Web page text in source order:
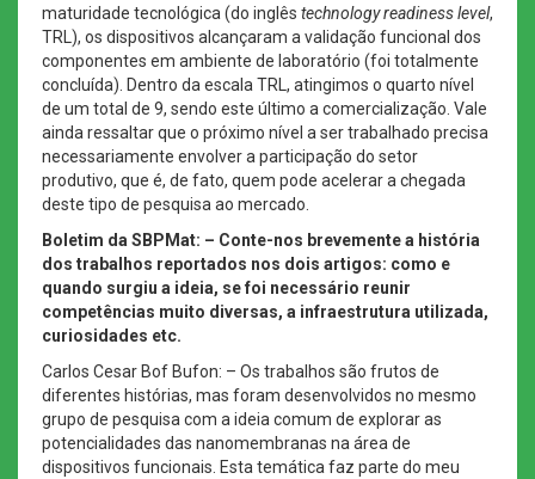
maturidade tecnológica (do inglês technology readiness level,
TRL), os dispositivos alcançaram a validação funcional dos
componentes em ambiente de laboratório (foi totalmente
concluída). Dentro da escala TRL, atingimos o quarto nível
de um total de 9, sendo este último a comercialização. Vale
ainda ressaltar que o próximo nível a ser trabalhado precisa
necessariamente envolver a participação do setor
produtivo, que é, de fato, quem pode acelerar a chegada
deste tipo de pesquisa ao mercado.
Boletim da SBPMat: – Conte-nos brevemente a história
dos trabalhos reportados nos dois artigos: como e
quando surgiu a ideia, se foi necessário reunir
competências muito diversas, a infraestrutura utilizada,
curiosidades etc.
Carlos Cesar Bof Bufon: – Os trabalhos são frutos de
diferentes histórias, mas foram desenvolvidos no mesmo
grupo de pesquisa com a ideia comum de explorar as
potencialidades das nanomembranas na área de
dispositivos funcionais. Esta temática faz parte do meu